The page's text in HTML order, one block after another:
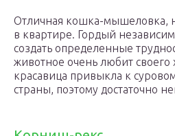
Отличная кошка-мышеловка,
в квартире. Гордый
создать определенные
животное очень любит своего
красавица привыкла к
страны, поэтому достаточно